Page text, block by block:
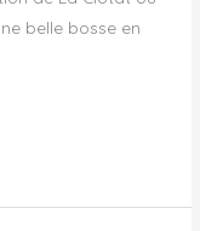
belle bosse en